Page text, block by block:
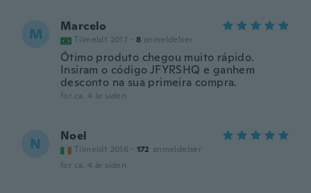
M Marcelo
Tilmeldt 2017 · 8 anmeldelser
Ótimo produto chegou muito rápido.
Insiram o código JFYRSHQ e ganhem
desconto na sua primeira compra.
for ca. 4 år siden
N Noel
Tilmeldt 2016 · 172 anmeldelser
for ca. 4 år siden